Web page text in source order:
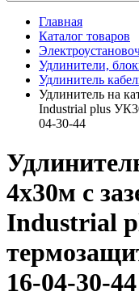
Главная
Каталог товаров
Удлинители,
Удлинитель
Удлинитель на
Industrial plus
04-30-44
4х30м с
Industrial
16-04-30-44